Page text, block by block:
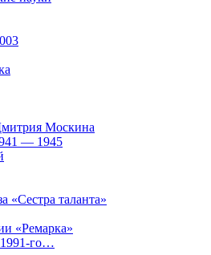
Москина
— 1945
«Сестра таланта»
«Ремарка»
го…